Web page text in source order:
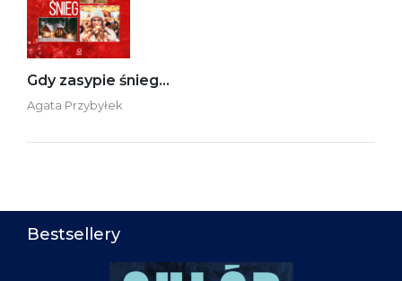
Gdy zasypie śnieg…
Agata Przybyłek
Bestsellery